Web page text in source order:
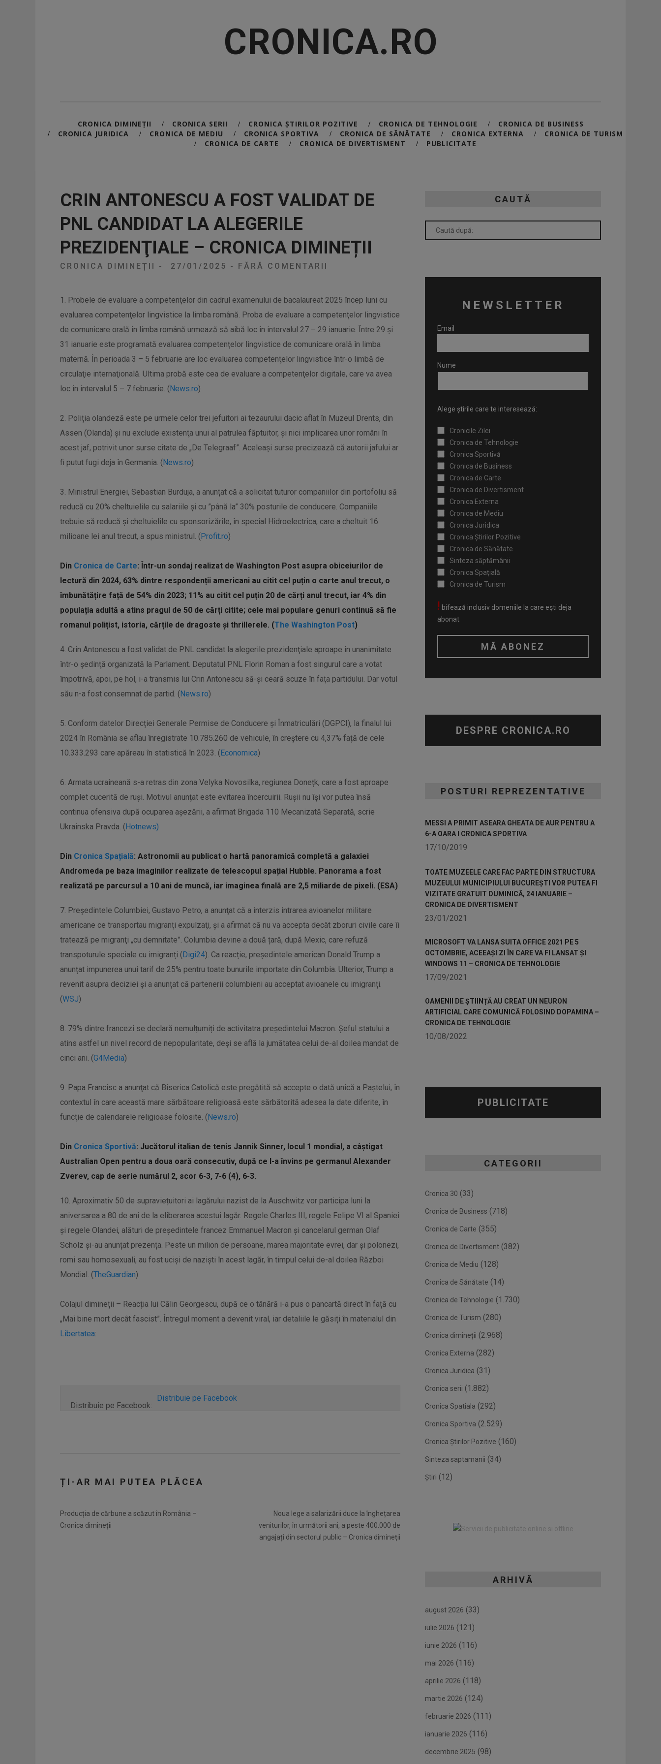
CRONICA.RO
CRONICA DIMINEȚII / CRONICA SERII / CRONICA ȘTIRILOR POZITIVE / CRONICA DE TEHNOLOGIE / CRONICA DE BUSINESS
/ CRONICA JURIDICA / CRONICA DE MEDIU / CRONICA SPORTIVA / CRONICA DE SĂNĂTATE / CRONICA EXTERNA / CRONICA DE TURISM
/ CRONICA DE CARTE / CRONICA DE DIVERTISMENT / PUBLICITATE
CRIN ANTONESCU A FOST VALIDAT DE
PNL CANDIDAT LA ALEGERILE
PREZIDENŢIALE – CRONICA DIMINEȚII
CRONICA DIMINEȚII - 27/01/2025 - FĂRĂ COMENTARII
1. Probele de evaluare a competenţelor din cadrul examenului de bacalaureat 2025 încep luni cu
evaluarea competenţelor lingvistice la limba română. Proba de evaluare a competenţelor lingvistice
de comunicare orală în limba română urmează să aibă loc în intervalul 27 – 29 ianuarie. Între 29 şi
31 ianuarie este programată evaluarea competenţelor lingvistice de comunicare orală în limba
maternă. În perioada 3 – 5 februarie are loc evaluarea competenţelor lingvistice într-o limbă de
circulaţie internaţională. Ultima probă este cea de evaluare a competenţelor digitale, care va avea
loc în intervalul 5 – 7 februarie. (News.ro)
2. Poliția olandeză este pe urmele celor trei jefuitori ai tezaurului dacic aflat în Muzeul Drents, din
Assen (Olanda) şi nu exclude existenţa unui al patrulea făptuitor, şi nici implicarea unor români în
acest jaf, potrivit unor surse citate de „De Telegraaf”. Aceleaşi surse precizează că autorii jafului ar
fi putut fugi deja în Germania. (News.ro)
3. Ministrul Energiei, Sebastian Burduja, a anunțat că a solicitat tuturor companiilor din portofoliu să
reducă cu 20% cheltuielile cu salariile și cu ”până la” 30% posturile de conducere. Companiile
trebuie să reducă și cheltuielile cu sponsorizările, în special Hidroelectrica, care a cheltuit 16
milioane lei anul trecut, a spus ministrul. (Profit.ro)
Din Cronica de Carte: Într-un sondaj realizat de Washington Post asupra obiceiurilor de
lectură din 2024, 63% dintre respondenții americani au citit cel puțin o carte anul trecut, o
îmbunătățire față de 54% din 2023; 11% au citit cel puțin 20 de cărți anul trecut, iar 4% din
populația adultă a atins pragul de 50 de cărți citite; cele mai populare genuri continuă să fie
romanul polițist, istoria, cărțile de dragoste și thrillerele. (The Washington Post)
4. Crin Antonescu a fost validat de PNL candidat la alegerile prezidenţiale aproape în unanimitate
într-o şedinţă organizată la Parlament. Deputatul PNL Florin Roman a fost singurul care a votat
împotrivă, apoi, pe hol, i-a transmis lui Crin Antonescu să-şi ceară scuze în faţa partidului. Dar votul
său n-a fost consemnat de partid. (News.ro)
5. Conform datelor Direcției Generale Permise de Conducere și Înmatriculări (DGPCI), la finalul lui
2024 în România se aflau înregistrate 10.785.260 de vehicule, în creștere cu 4,37% față de cele
10.333.293 care apăreau în statistică în 2023. (Economica)
6. Armata ucraineană s-a retras din zona Velyka Novosilka, regiunea Donețk, care a fost aproape
complet cucerită de ruși. Motivul anunțat este evitarea încercuirii. Rușii nu își vor putea însă
continua ofensiva după ocuparea așezării, a afirmat Brigada 110 Mecanizată Separată, scrie
Ukrainska Pravda. (Hotnews)
Din Cronica Spațială: Astronomii au publicat o hartă panoramică completă a galaxiei
Andromeda pe baza imaginilor realizate de telescopul spațial Hubble. Panorama a fost
realizată pe parcursul a 10 ani de muncă, iar imaginea finală are 2,5 miliarde de pixeli. (ESA)
7. Președintele Columbiei, Gustavo Petro, a anunţat că a interzis intrarea avioanelor militare
americane ce transportau migranţi expulzaţi, şi a afirmat că nu va accepta decât zboruri civile care îi
tratează pe migranţi „cu demnitate”. Columbia devine a două țară, după Mexic, care refuză
transpoturule speciale cu imigranți (Digi24). Ca reacție, președintele american Donald Trump a
anunțat impunerea unui tarif de 25% pentru toate bunurile importate din Columbia. Ulterior, Trump a
revenit asupra deciziei și a anunțat că partenerii columbieni au acceptat avioanele cu imigranți.
(WSJ)
8. 79% dintre francezi se declară nemulțumiți de activitatra președintelui Macron. Șeful statului a
atins astfel un nivel record de nepopularitate, deși se află la jumătatea celui de-al doilea mandat de
cinci ani. (G4Media)
9. Papa Francisc a anunţat că Biserica Catolică este pregătită să accepte o dată unică a Paştelui, în
contextul în care această mare sărbătoare religioasă este sărbătorită adesea la date diferite, în
funcţie de calendarele religioase folosite. (News.ro)
Din Cronica Sportivă: Jucătorul italian de tenis Jannik Sinner, locul 1 mondial, a câştigat
Australian Open pentru a doua oară consecutiv, după ce l-a învins pe germanul Alexander
Zverev, cap de serie numărul 2, scor 6-3, 7-6 (4), 6-3.
10. Aproximativ 50 de supraviețuitori ai lagărului nazist de la Auschwitz vor participa luni la
aniversarea a 80 de ani de la eliberarea acestui lagăr. Regele Charles III, regele Felipe VI al Spaniei
și regele Olandei, alături de președintele francez Emmanuel Macron și cancelarul german Olaf
Scholz și-au anunțat prezența. Peste un milion de persoane, marea majoritate evrei, dar și polonezi,
romi sau homosexuali, au fost uciși de naziști în acest lagăr, în timpul celui de-al doilea Război
Mondial. (TheGuardian)
Colajul dimineții – Reacția lui Călin Georgescu, după ce o tânără i-a pus o pancartă direct în față cu
„Mai bine mort decât fascist”. Întregul moment a devenit viral, iar detaliile le găsiți în materialul din
Libertatea:
Distribuie pe Facebook:
Distribuie pe Facebook
ȚI-AR MAI PUTEA PLĂCEA
Producția de cărbune a scăzut în România –
Cronica dimineții
Noua lege a salarizării duce la înghețarea
veniturilor, în următorii ani, a peste 400.000 de
angajați din sectorul public – Cronica dimineții
CAUTĂ
NEWSLETTER
Email
Nume
Alege știrile care te interesează:
Cronicile Zilei
Cronica de Tehnologie
Cronica Sportivă
Cronica de Business
Cronica de Carte
Cronica de Divertisment
Cronica Externa
Cronica de Mediu
Cronica Juridica
Cronica Știrilor Pozitive
Cronica de Sănătate
Sinteza săptămânii
Cronica Spațială
Cronica de Turism
! bifează inclusiv domeniile la care ești deja
abonat
DESPRE CRONICA.RO
POSTURI REPREZENTATIVE
MESSI A PRIMIT ASEARA GHEATA DE AUR PENTRU A
6-A OARA I CRONICA SPORTIVA
17/10/2019
TOATE MUZEELE CARE FAC PARTE DIN STRUCTURA
MUZEULUI MUNICIPIULUI BUCUREȘTI VOR PUTEA FI
VIZITATE GRATUIT DUMINICĂ, 24 IANUARIE –
CRONICA DE DIVERTISMENT
23/01/2021
MICROSOFT VA LANSA SUITA OFFICE 2021 PE 5
OCTOMBRIE, ACEEAȘI ZI ÎN CARE VA FI LANSAT ȘI
WINDOWS 11 – CRONICA DE TEHNOLOGIE
17/09/2021
OAMENII DE ȘTIINȚĂ AU CREAT UN NEURON
ARTIFICIAL CARE COMUNICĂ FOLOSIND DOPAMINA –
CRONICA DE TEHNOLOGIE
10/08/2022
PUBLICITATE
CATEGORII
Cronica 30 (33)
Cronica de Business (718)
Cronica de Carte (355)
Cronica de Divertisment (382)
Cronica de Mediu (128)
Cronica de Sănătate (14)
Cronica de Tehnologie (1.730)
Cronica de Turism (280)
Cronica dimineții (2.968)
Cronica Externa (282)
Cronica Juridica (31)
Cronica serii (1.882)
Cronica Spatiala (292)
Cronica Sportiva (2.529)
Cronica Știrilor Pozitive (160)
Sinteza saptamanii (34)
Știri (12)
ARHIVĂ
august 2026 (33)
iulie 2026 (121)
iunie 2026 (116)
mai 2026 (116)
aprilie 2026 (118)
martie 2026 (124)
februarie 2026 (111)
ianuarie 2026 (116)
decembrie 2025 (98)